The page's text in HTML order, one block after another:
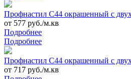
Профнастил С44 окрашенный с
от 577 руб./м.кв
Подробнее
Подробнее
Профнастил С44 окрашенный с
от 717 руб./м.кв